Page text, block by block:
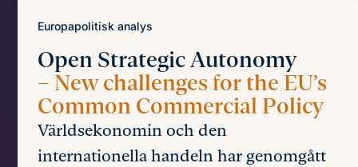
Europapolitisk analys
Open Strategic Autonomy
– New challenges for the EU’s
Common Commercial Policy
Världsekonomin och den
internationella handeln har genomgått